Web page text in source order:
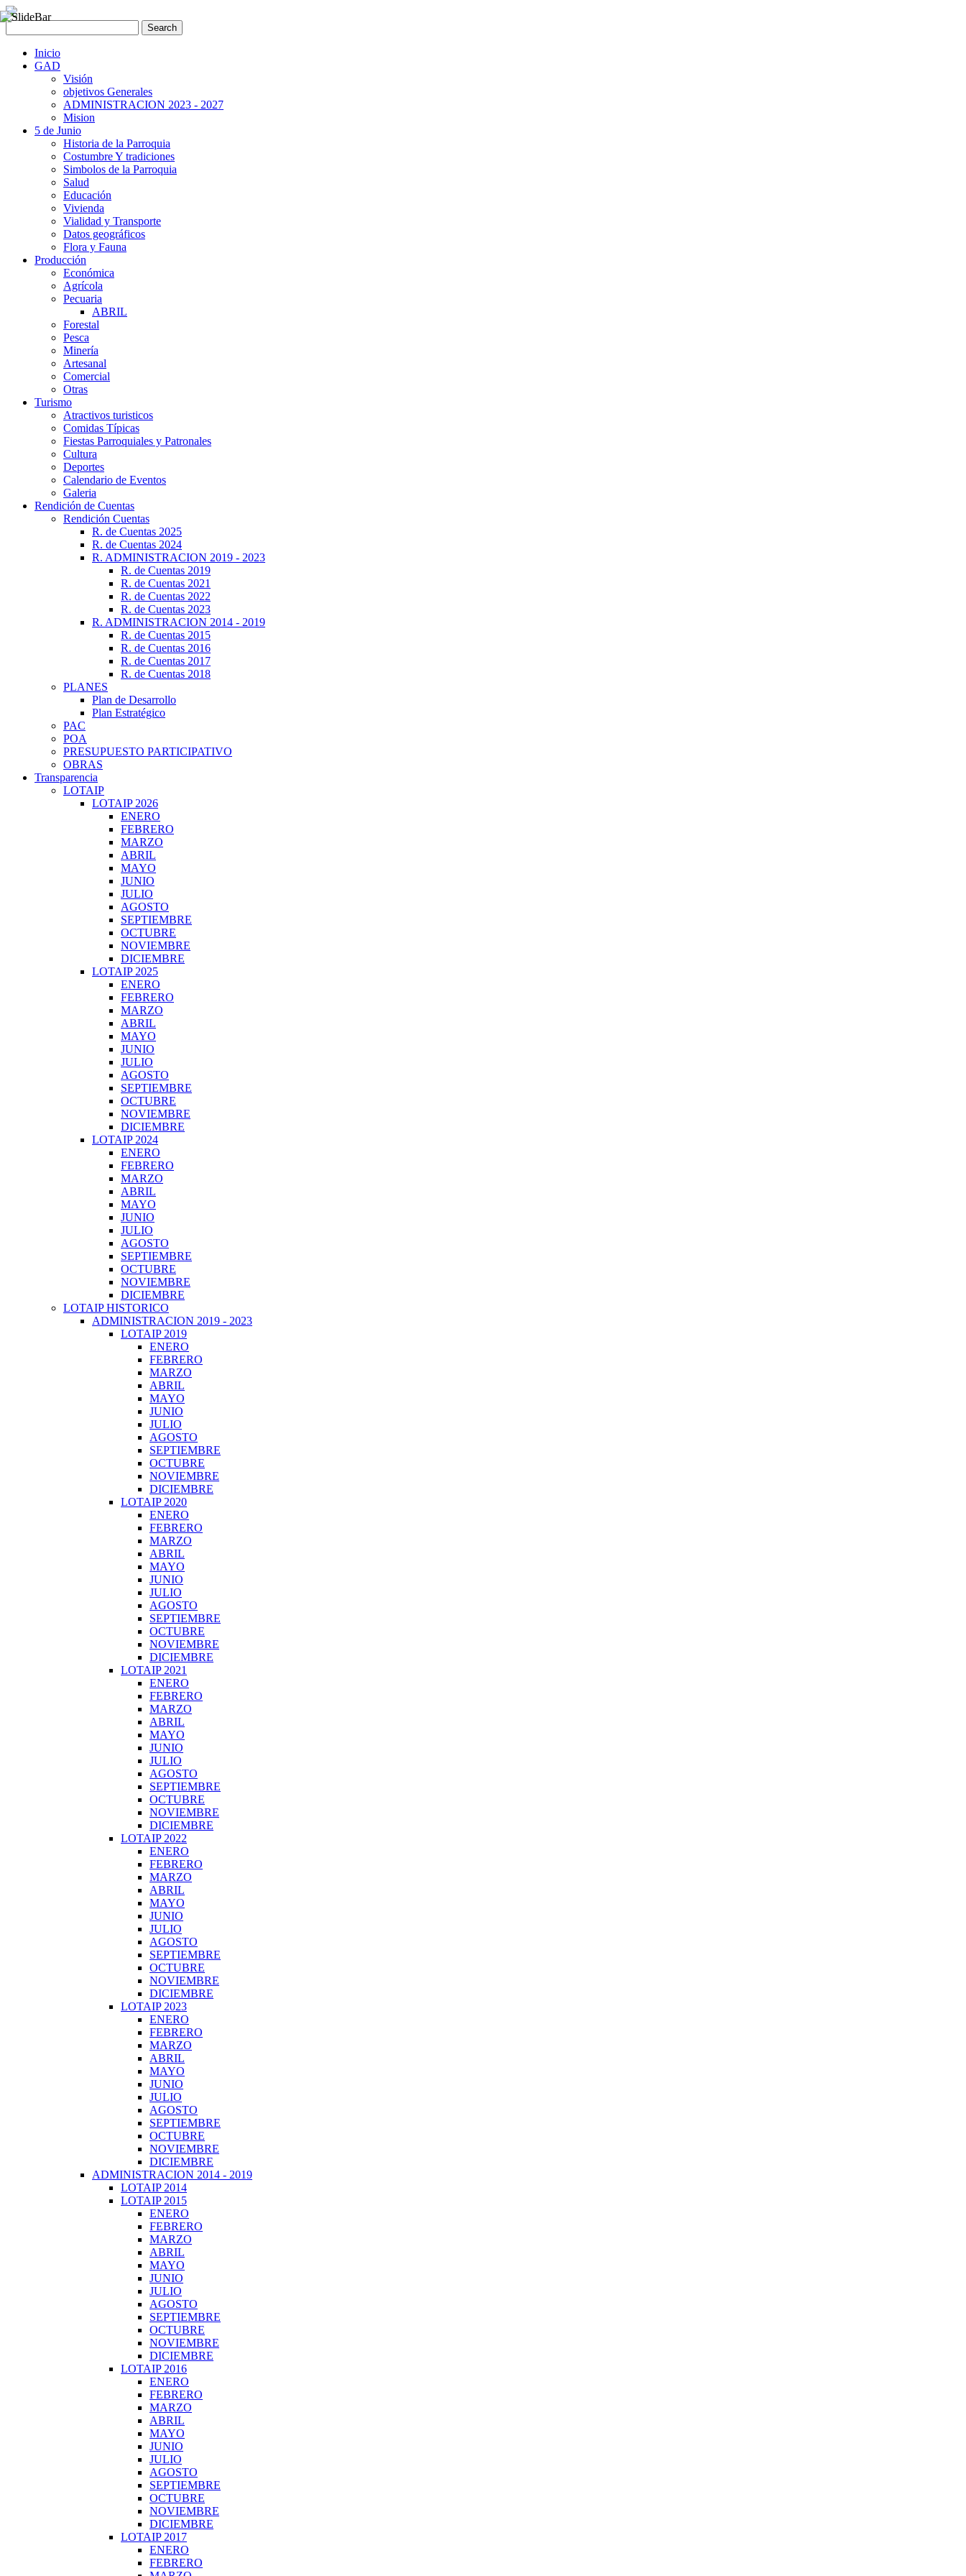
Inicio
GAD
Visión
objetivos Generales
ADMINISTRACION 2023 - 2027
Mision
5 de Junio
Historia de la Parroquia
Costumbre Y tradiciones
Simbolos de la Parroquia
Salud
Educación
Vivienda
Vialidad y Transporte
Datos geográficos
Flora y Fauna
Producción
Económica
Agrícola
Pecuaria
ABRIL
Forestal
Pesca
Minería
Artesanal
Comercial
Otras
Turismo
Atractivos turisticos
Comidas Típicas
Fiestas Parroquiales y Patronales
Cultura
Deportes
Calendario de Eventos
Galeria
Rendición de Cuentas
Rendición Cuentas
R. de Cuentas 2025
R. de Cuentas 2024
R. ADMINISTRACION 2019 - 2023
R. de Cuentas 2019
R. de Cuentas 2021
R. de Cuentas 2022
R. de Cuentas 2023
R. ADMINISTRACION 2014 - 2019
R. de Cuentas 2015
R. de Cuentas 2016
R. de Cuentas 2017
R. de Cuentas 2018
PLANES
Plan de Desarrollo
Plan Estratégico
PAC
POA
PRESUPUESTO PARTICIPATIVO
OBRAS
Transparencia
LOTAIP
LOTAIP 2026
ENERO
FEBRERO
MARZO
ABRIL
MAYO
JUNIO
JULIO
AGOSTO
SEPTIEMBRE
OCTUBRE
NOVIEMBRE
DICIEMBRE
LOTAIP 2025
ENERO
FEBRERO
MARZO
ABRIL
MAYO
JUNIO
JULIO
AGOSTO
SEPTIEMBRE
OCTUBRE
NOVIEMBRE
DICIEMBRE
LOTAIP 2024
ENERO
FEBRERO
MARZO
ABRIL
MAYO
JUNIO
JULIO
AGOSTO
SEPTIEMBRE
OCTUBRE
NOVIEMBRE
DICIEMBRE
LOTAIP HISTORICO
ADMINISTRACION 2019 - 2023
LOTAIP 2019
ENERO
FEBRERO
MARZO
ABRIL
MAYO
JUNIO
JULIO
AGOSTO
SEPTIEMBRE
OCTUBRE
NOVIEMBRE
DICIEMBRE
LOTAIP 2020
ENERO
FEBRERO
MARZO
ABRIL
MAYO
JUNIO
JULIO
AGOSTO
SEPTIEMBRE
OCTUBRE
NOVIEMBRE
DICIEMBRE
LOTAIP 2021
ENERO
FEBRERO
MARZO
ABRIL
MAYO
JUNIO
JULIO
AGOSTO
SEPTIEMBRE
OCTUBRE
NOVIEMBRE
DICIEMBRE
LOTAIP 2022
ENERO
FEBRERO
MARZO
ABRIL
MAYO
JUNIO
JULIO
AGOSTO
SEPTIEMBRE
OCTUBRE
NOVIEMBRE
DICIEMBRE
LOTAIP 2023
ENERO
FEBRERO
MARZO
ABRIL
MAYO
JUNIO
JULIO
AGOSTO
SEPTIEMBRE
OCTUBRE
NOVIEMBRE
DICIEMBRE
ADMINISTRACION 2014 - 2019
LOTAIP 2014
LOTAIP 2015
ENERO
FEBRERO
MARZO
ABRIL
MAYO
JUNIO
JULIO
AGOSTO
SEPTIEMBRE
OCTUBRE
NOVIEMBRE
DICIEMBRE
LOTAIP 2016
ENERO
FEBRERO
MARZO
ABRIL
MAYO
JUNIO
JULIO
AGOSTO
SEPTIEMBRE
OCTUBRE
NOVIEMBRE
DICIEMBRE
LOTAIP 2017
ENERO
FEBRERO